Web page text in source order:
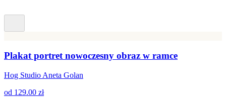
Plakat portret nowoczesny obraz w ramce
Hog Studio Aneta Golan
od 129.00 zł